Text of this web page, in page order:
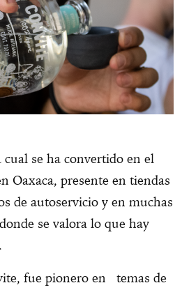
se ha convertido en el
Oaxaca, presente en tiendas
de autoservicio y en muchas
se valora lo que hay
fue pionero en temas de